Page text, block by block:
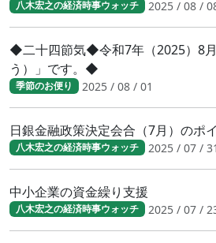
八木宏之の経済時事ウォッチ 2025 / 08 /
◆二十四節気◆令和7年（2025）8
う）」です。◆
季節のお便り 2025 / 08 / 01
日銀金融政策決定会合（7月）のポ
八木宏之の経済時事ウォッチ 2025 / 07 / 31
中小企業の資金繰り支援
八木宏之の経済時事ウォッチ 2025 / 07 /